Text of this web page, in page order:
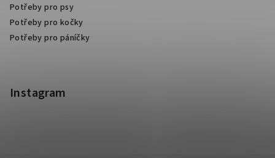
Potřeby pro psy
Potřeby pro kočky
Potřeby pro páníčky
Instagram